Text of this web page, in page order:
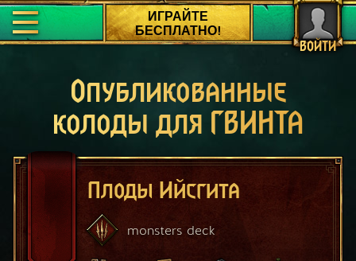
ВОЙТИ
ИГРАЙТЕ
БЕСПЛАТНО!
Опубликованные
колоды для ГВИНТА
Плоды Ийсгита
monsters deck